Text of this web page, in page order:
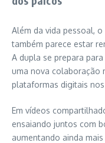
Além da vida pessoal,
também parece estar
A dupla se prepara
uma nova colaboração
plataformas digitais
Em vídeos
ensaiando juntos com
aumentando ainda